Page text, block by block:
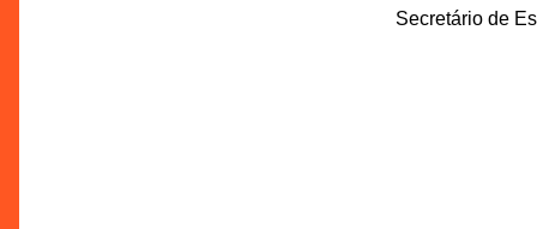
Secretário de